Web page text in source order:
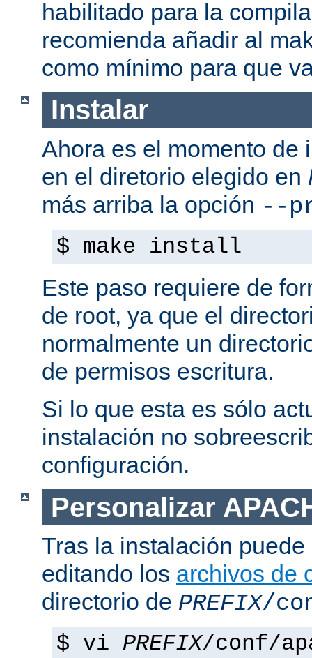
habilitado para la
recomienda añadir al
como mínimo para que
Instalar
Ahora es el momento de
en el diretorio elegido en
más arriba la opción --
$ make install
Este paso requiere de
de root, ya que el
normalmente un
de permisos escritura.
Si lo que esta es sólo
instalación no
configuración.
Personalizar
Tras la instalación
editando los archivos de
directorio de PREFIX/
$ vi PREFIX/conf/